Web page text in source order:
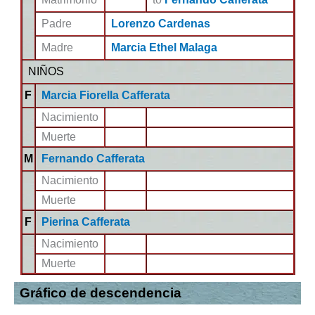
Padre
Lorenzo Cardenas
Madre
Marcia Ethel Malaga
NIÑOS
F
Marcia Fiorella Cafferata
Nacimiento
Muerte
M
Fernando Cafferata
Nacimiento
Muerte
F
Pierina Cafferata
Nacimiento
Muerte
Gráfico de descendencia